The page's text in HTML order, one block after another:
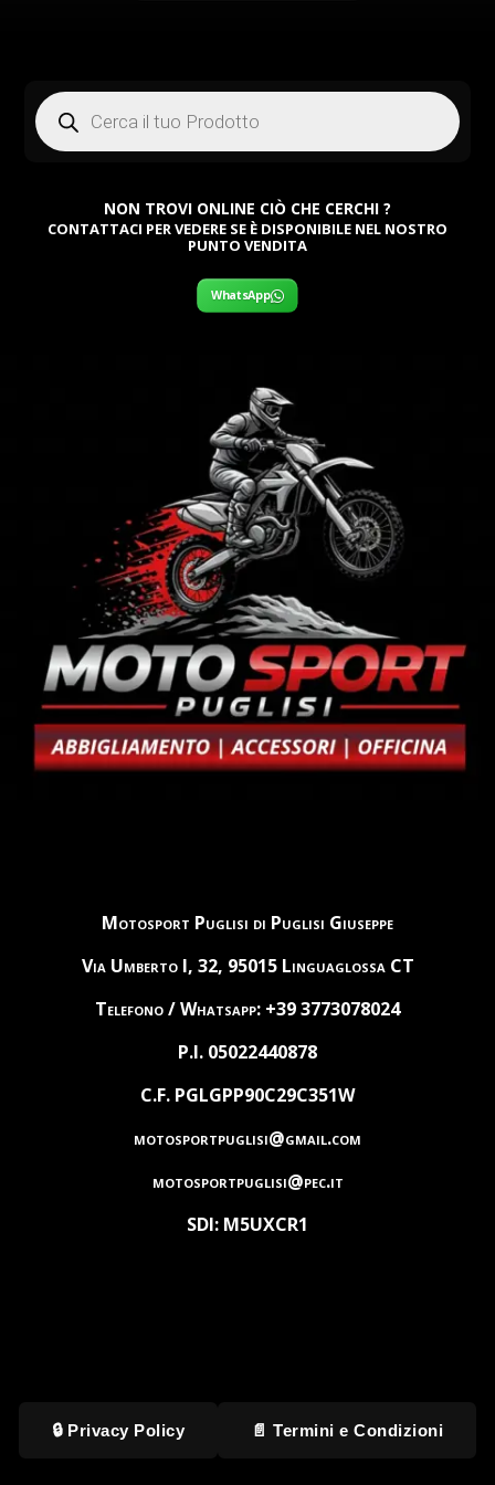
Products
search
NON TROVI ONLINE CIÒ CHE CERCHI ?
CONTATTACI PER VEDERE SE È DISPONIBILE NEL NOSTRO
PUNTO VENDITA
WhatsApp
Motosport Puglisi di Puglisi Giuseppe
Via Umberto I, 32, 95015 Linguaglossa CT
Telefono / Whatsapp: +39 3773078024
P.I. 05022440878
C.F. PGLGPP90C29C351W
motosportpuglisi@gmail.com
motosportpuglisi@pec.it
SDI: M5UXCR1
🔒 Privacy Policy 📄 Termini e Condizioni